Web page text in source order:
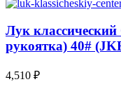
Лук
рукоятка) 40#
4,510 ₽